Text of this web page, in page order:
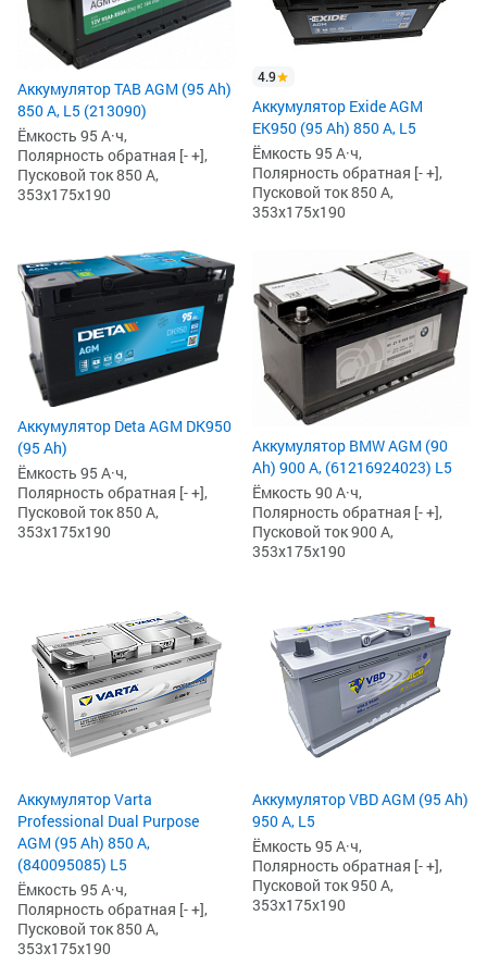
Аккумулятор TAB AGM (95 Ah)
850 А, L5 (213090)
Ёмкость 95 А·ч,
Полярность обратная [- +],
Пусковой ток 850 А,
353x175x190
4.9
Аккумулятор Exide AGM
EK950 (95 Ah) 850 А, L5
Ёмкость 95 А·ч,
Полярность обратная [- +],
Пусковой ток 850 А,
353x175x190
Аккумулятор Deta AGM DK950
(95 Ah)
Ёмкость 95 А·ч,
Полярность обратная [- +],
Пусковой ток 850 А,
353x175x190
Аккумулятор BMW AGM (90
Ah) 900 А, (61216924023) L5
Ёмкость 90 А·ч,
Полярность обратная [- +],
Пусковой ток 900 А,
353x175x190
Аккумулятор Varta
Professional Dual Purpose
AGM (95 Ah) 850 А,
(840095085) L5
Ёмкость 95 А·ч,
Полярность обратная [- +],
Пусковой ток 850 А,
353x175x190
Аккумулятор VBD AGM (95 Ah)
950 А, L5
Ёмкость 95 А·ч,
Полярность обратная [- +],
Пусковой ток 950 А,
353x175x190